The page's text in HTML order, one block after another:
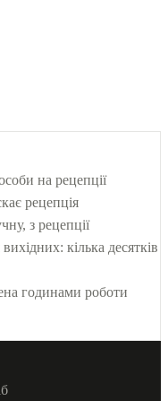
на рецепції
рецепція
з рецепції
кілька десятків
годинами роботи